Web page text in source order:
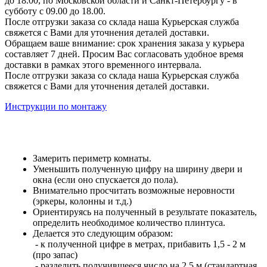
субботу с 09.00 до 18.00.
После отгрузки заказа со склада наша Курьерская служба
свяжется с Вами для уточнения деталей доставки.
Обращаем ваше внимание: срок хранения заказа у курьера
составляет 7 дней. Просим Вас согласовать удобное время
доставки в рамках этого временного интервала.
После отгрузки заказа со склада наша Курьерская служба
свяжется с Вами для уточнения деталей доставки.
Инструкции по монтажу
Замерить периметр комнаты.
Уменьшить полученную цифру на ширину двери и
окна (если оно спускается до пола).
Внимательно просчитать возможные неровности
(эркеры, колонны и т.д.)
Ориентируясь на полученный в результате показатель,
определить необходимое количество плинтуса.
Делается это следующим образом:
- к полученной цифре в метрах, прибавить 1,5 - 2 м
(про запас)